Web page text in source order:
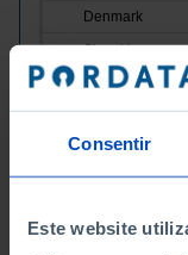
Consentir
Este website
Denmark
Slovakia
Slovenia
Spain
Estonia
Finland